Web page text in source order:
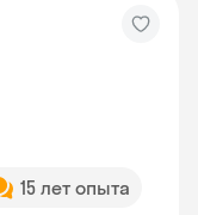
15 лет опыта